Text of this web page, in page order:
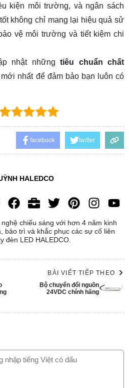
kiện môi trường, và ngân sách
không chỉ mang lại hiệu quả sử
vệ môi trường và tiết kiệm chi
nhật nhữngtiêu chuẩn chất
mới nhất để đảm bảo bạn luôn có
facebook twitter
HALEDCO
chiếu sáng với hơn 4 năm kinh
bảo trì và khắc phục các sự cố liên
đèn LED HALEDCO.
BÀI VIẾT TIẾP THEO
Bộ chuyển đổi nguồn
24VDC chính hãng